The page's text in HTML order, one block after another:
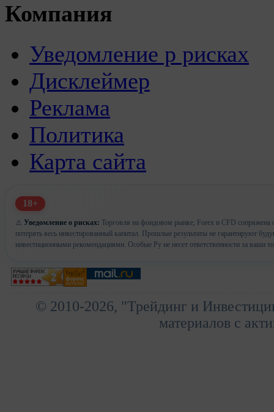
Компания
Уведомление р рисках
Дисклеймер
Реклама
Политика
Карта сайта
18+
⚠️ Уведомление о рисках: Торговля на фондовом рынке, Forex и CFD сопряжена
потерять весь инвестированный капитал. Прошлые результаты не гарантируют
инвестиционными рекомендациями. Особые Ру не несет ответственности за ваши
© 2010-2026, "Трейдинг и
материалов с